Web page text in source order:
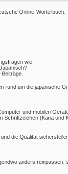
Online-Wörterbuch.
wie:
rund um die japanische
und mobilen
Schriftzeichen (Kana und
die Qualität
anders reinpassen,